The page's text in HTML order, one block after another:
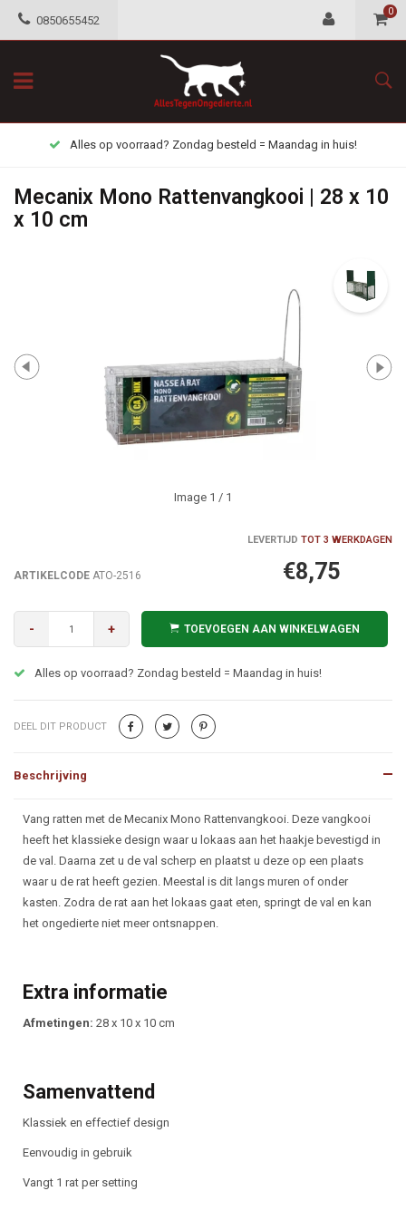
0850655452
0
Alles op voorraad? Zondag besteld = Maandag in huis!
Mecanix Mono Rattenvangkooi | 28 x 10
x 10 cm
Image 1 / 1
LEVERTIJD TOT 3 WERKDAGEN
ARTIKELCODE ATO-2516 €8,75
- + TOEVOEGEN AAN WINKELWAGEN
Alles op voorraad? Zondag besteld = Maandag in huis!
DEEL DIT PRODUCT
Beschrijving
Beschrijving
Vang ratten met de Mecanix Mono Rattenvangkooi. Deze vangkooi
heeft het klassieke design waar u lokaas aan het haakje bevestigd in
de val. Daarna zet u de val scherp en plaatst u deze op een plaats
waar u de rat heeft gezien. Meestal is dit langs muren of onder
kasten. Zodra de rat aan het lokaas gaat eten, springt de val en kan
het ongedierte niet meer ontsnappen.
Extra informatie
Afmetingen: 28 x 10 x 10 cm
Samenvattend
Klassiek en effectief design
Eenvoudig in gebruik
Vangt 1 rat per setting